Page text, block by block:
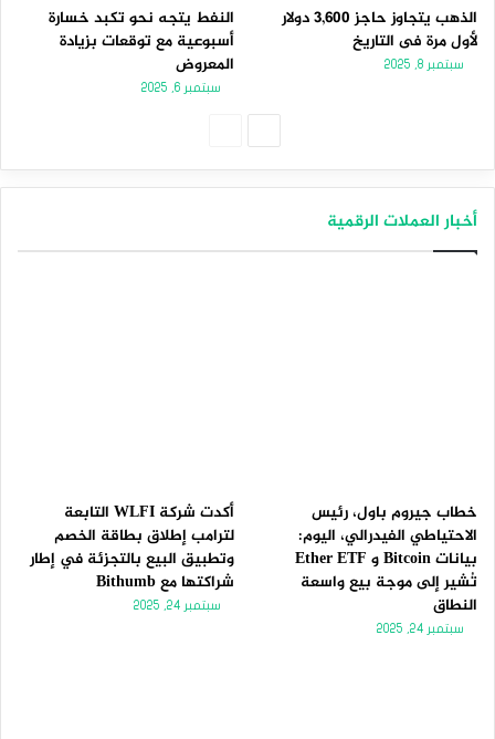
الذهب يتجاوز حاجز 3,600 دولار
لأول مرة فى التاريخ
سبتمبر 8, 2025
النفط يتجه نحو تكبد خسارة
أسبوعية مع توقعات بزيادة
المعروض
سبتمبر 6, 2025
أخبار العملات الرقمية
خطاب جيروم باول، رئيس
الاحتياطي الفيدرالي، اليوم:
بيانات Bitcoin و Ether ETF
تُشير إلى موجة بيع واسعة
النطاق
سبتمبر 24, 2025
أكدت شركة WLFI التابعة
لترامب إطلاق بطاقة الخصم
وتطبيق البيع بالتجزئة في إطار
شراكتها مع Bithumb
سبتمبر 24, 2025